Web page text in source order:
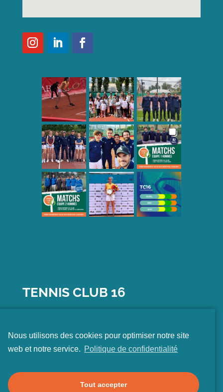
TENNIS CLUB 16
75016 PARIS
Nous utilisons des cookies pour optimiser notre site
web et notre service. Politique de confidentialité
Tout accepter